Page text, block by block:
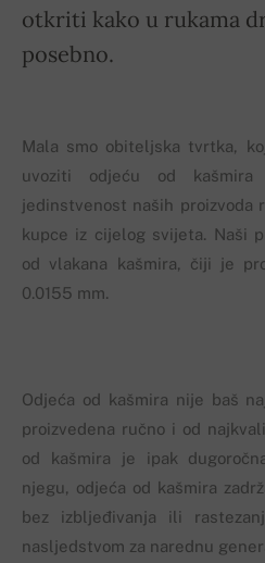
otkriti kako u rukama
posebno.
Mala smo obiteljska tvrtka,
uvoziti odjeću od
jedinstvenost naših proizvoda
kupce iz cijelog svijeta. Naši
od vlakana kašmira, čiji je
0.0155 mm.
Odjeća od kašmira nije baš
proizvedena ručno i od
od kašmira je ipak
njegu, odjeća od kašmira
bez izbljeđivanja ili
nasljedstvom za narednu